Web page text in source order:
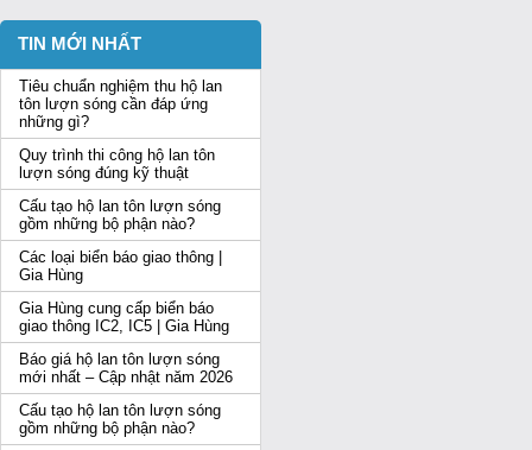
TIN MỚI NHẤT
Tiêu chuẩn nghiệm thu hộ lan
tôn lượn sóng cần đáp ứng
những gì?
Quy trình thi công hộ lan tôn
lượn sóng đúng kỹ thuật
Cấu tạo hộ lan tôn lượn sóng
gồm những bộ phận nào?
Các loại biển báo giao thông |
Gia Hùng
Gia Hùng cung cấp biển báo
giao thông IC2, IC5 | Gia Hùng
Báo giá hộ lan tôn lượn sóng
mới nhất – Cập nhật năm 2026
Cấu tạo hộ lan tôn lượn sóng
gồm những bộ phận nào?